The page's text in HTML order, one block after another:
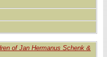
of Jan Hermanus Schenk &